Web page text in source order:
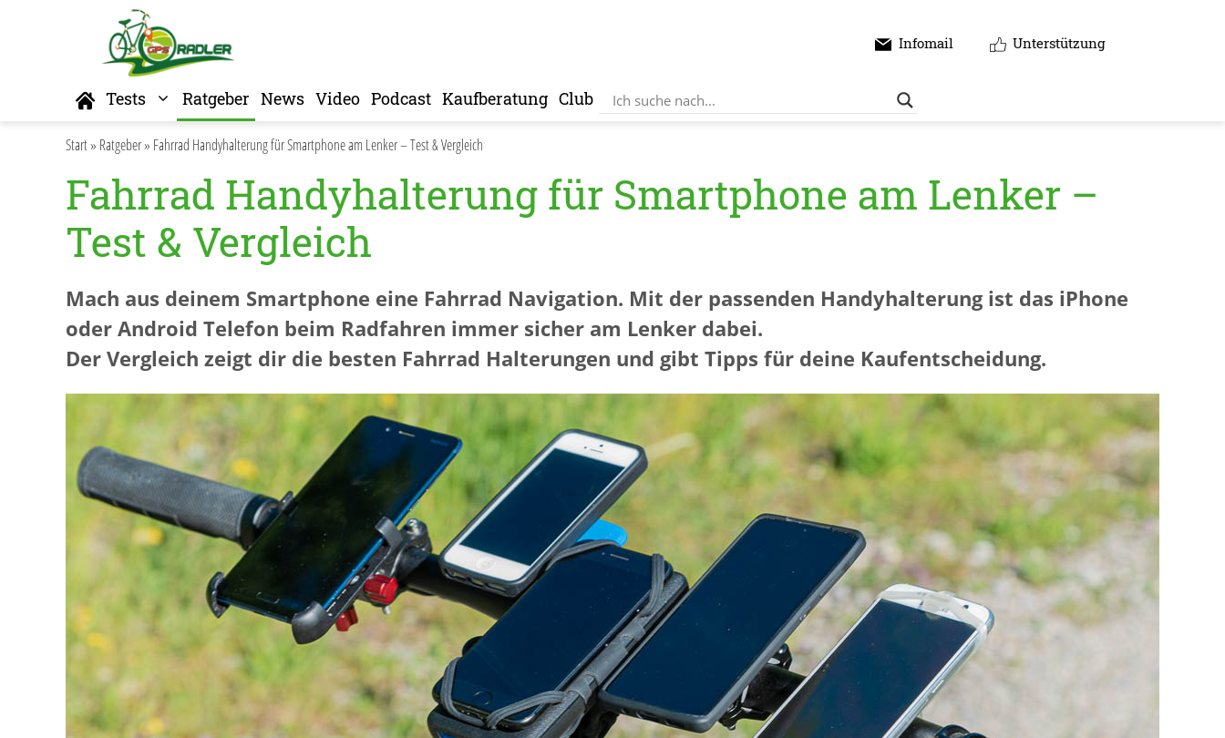
Infomail Unterstützung
Home
Tests Ratgeber News Video Podcast Kaufberatung Club
Start» Ratgeber» Fahrrad Handyhalterung für Smartphone am Lenker – Test & Vergleich
Fahrrad Handyhalterung für Smartphone am Lenker –
Test & Vergleich
Mach aus deinem Smartphone eine Fahrrad Navigation. Mit der passenden Handyhalterung ist das iPhone
oder Android Telefon beim Radfahren immer sicher am Lenker dabei.
Der Vergleich zeigt dir die besten Fahrrad Halterungen und gibt Tipps für deine Kaufentscheidung.